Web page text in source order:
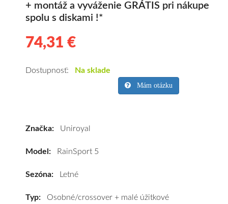
+ montáž a vyváženie GRÁTIS pri nákupe
spolu s diskami !*
74,31 €
pneumatiky
RainSport
195/50
R15
#C,A,B(71dB)
Dostupnosť: Na sklade
Mám otázku
Značka: Uniroyal
Model: RainSport 5
Sezóna: Letné
Typ: Osobné/crossover + malé úžitkové